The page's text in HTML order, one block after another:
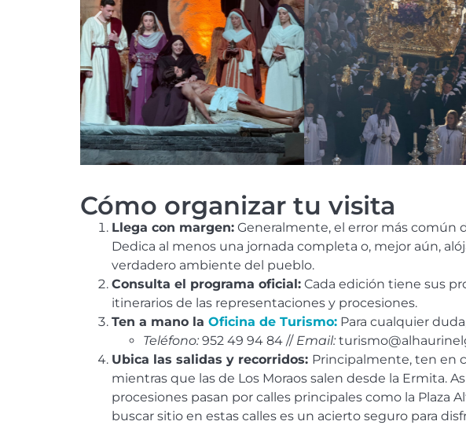
Cómo organizar tu visita
Llega con margen: Generalmente, el error más común
Dedica al menos una jornada completa o, mejor aún,
verdadero ambiente del pueblo.
Consulta el programa oficial: Cada edición tiene sus
itinerarios de las representaciones y procesiones.
Ten a mano la Oficina de Turismo: Para cualquier
Teléfono:952 49 94 84 // Email:
Ubica las salidas y recorridos: Principalmente, ten en
mientras que las de Los Moraos salen desde la Ermita.
procesiones pasan por calles principales como la Plaza
buscar sitio en estas calles es un acierto seguro para